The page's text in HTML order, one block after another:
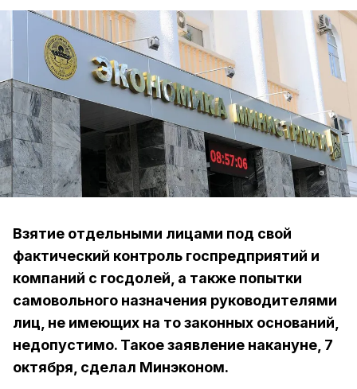
Взятие отдельными лицами под свой
фактический контроль госпредприятий и
компаний с госдолей, а также попытки
самовольного назначения руководителями
лиц, не имеющих на то законных оснований,
недопустимо. Такое заявление накануне, 7
октября, сделал Минэконом.